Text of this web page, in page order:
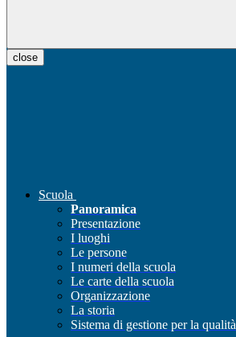
close
Scuola
Panoramica
Presentazione
I luoghi
Le persone
I numeri della scuola
Le carte della scuola
Organizzazione
La storia
Sistema di gestione per la qualità